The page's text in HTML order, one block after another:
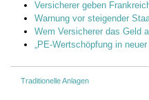
Versicherer geben
Warnung vor steigender
Wem Versicherer das Geld
„PE-Wertschöpfung in neuer
Traditionelle Anlagen